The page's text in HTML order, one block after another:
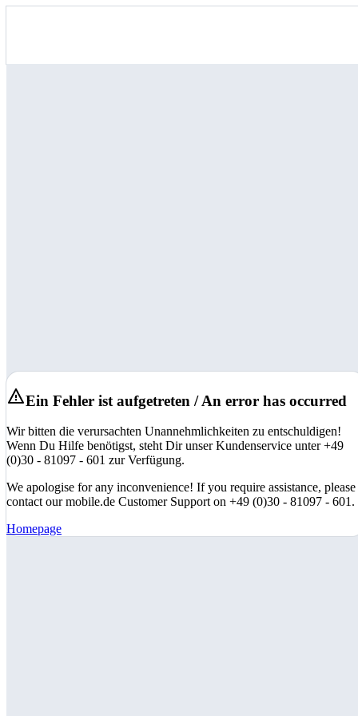
Ein Fehler ist aufgetreten / An error has occurred
Wir bitten die verursachten Unannehmlichkeiten zu entschuldigen!
Wenn Du Hilfe benötigst, steht Dir unser Kundenservice unter +49
(0)30 - 81097 - 601 zur Verfügung.
We apologise for any inconvenience! If you require assistance, please
contact our mobile.de Customer Support on +49 (0)30 - 81097 - 601.
Homepage